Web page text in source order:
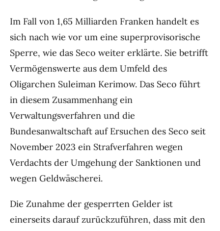
Im Fall von 1,65 Milliarden Franken handelt es
sich nach wie vor um eine superprovisorische
Sperre, wie das Seco weiter erklärte. Sie betrifft
Vermögenswerte aus dem Umfeld des
Oligarchen Suleiman Kerimow. Das Seco führt
in diesem Zusammenhang ein
Verwaltungsverfahren und die
Bundesanwaltschaft auf Ersuchen des Seco seit
November 2023 ein Strafverfahren wegen
Verdachts der Umgehung der Sanktionen und
wegen Geldwäscherei.
Die Zunahme der gesperrten Gelder ist
einerseits darauf zurückzuführen, dass mit den